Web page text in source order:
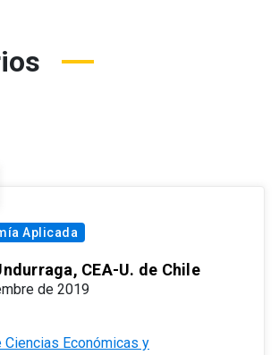
Aplicada
CEA-U. de Chile
de 2019
Ciencias Económicas y